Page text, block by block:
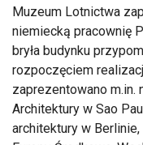
Muzeum Lotnictwa
niemiecką pracownię
bryła budynku
rozpoczęciem
zaprezentowano m.in.
Architektury w Sao
architektury w